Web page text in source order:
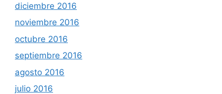
diciembre 2016
noviembre 2016
octubre 2016
septiembre 2016
agosto 2016
julio 2016